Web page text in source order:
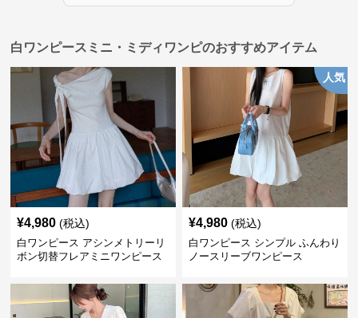
白ワンピースミニ・ミディワンピのおすすめアイテム
¥4,980 (税込)
白ワンピース アシンメトリーリ
ボン切替フレアミニワンピース
人気
¥4,980 (税込)
白ワンピース シンプル ふんわり
ノースリーブワンピース